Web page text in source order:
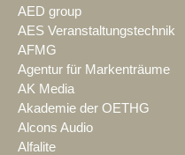
AED group
AES Veranstaltungstechnik
AFMG
Agentur für Markenträume
AK Media
Akademie der OETHG
Alcons Audio
Alfalite